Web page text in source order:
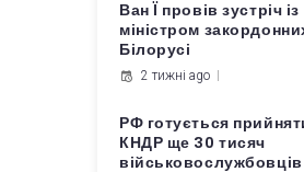
Ван Ї провів зустріч із
міністром
Білорусі
2 тижні ago
РФ готується
КНДР ще 30 тисяч
військовослужбовців